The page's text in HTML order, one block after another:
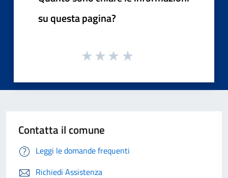
su questa pagina?
Contatta il comune
Leggi le domande frequenti
Richiedi Assistenza